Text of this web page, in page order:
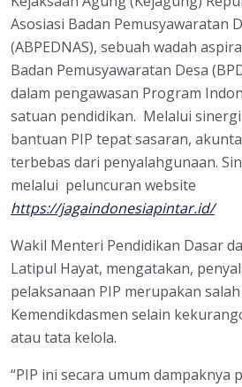
Asosiasi Badan Pemusyawaratan
(ABPEDNAS), sebuah wadah
Badan Pemusyawaratan Desa
dalam pengawasan Program
satuan pendidikan. Melalui
bantuan PIP tepat sasaran,
terbebas dari penyalahgunaan.
melalui peluncuran website
https://jagaindonesiapintar.id/
Wakil Menteri Pendidikan Dasar
Latipul Hayat, mengatakan,
pelaksanaan PIP merupakan
Kemendikdasmen selain
atau tata kelola.
“PIP ini secara umum dampaknya